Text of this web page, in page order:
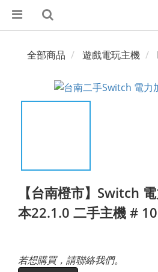
全部商品 遊戲電玩主機
【台南橙市】Switch
本22.1.0 二手主機 #
若想購買，請聯絡我們。